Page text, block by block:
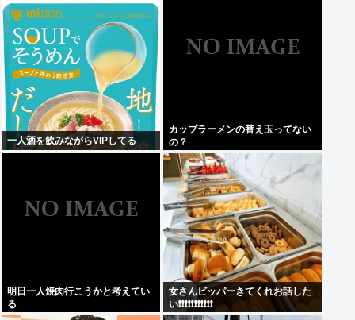
一人酒を飲みながらVIPしてる
カップラーメンの替え玉ってない
の？
明日一人焼肉行こうかと考えてい
る
女さんビッパーきてくれお話した
い❗❗❗❗❗❗❗❗❗❗❗